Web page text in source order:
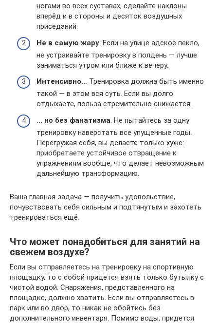
ногами во всех суставах, сделайте наклоны
вперёд и в стороны и десяток воздушных
приседаний.
Не в самую жару. Если на улице адское пекло,
не устраивайте тренировку в полдень — лучше
заниматься утром или ближе к вечеру.
Интенсивно… Тренировка должна быть именно
такой — в этом вся суть. Если вы долго
отдыхаете, польза стремительно снижается.
… но без фанатизма. Не пытайтесь за одну
тренировку наверстать все упущенные годы.
Перегружая себя, вы делаете только хуже:
приобретаете устойчивое отвращение к
упражнениям вообще, что делает невозможным
дальнейшую трансформацию.
Ваша главная задача — получить удовольствие,
почувствовать себя сильным и подтянутым и захотеть
тренироваться ещё.
Что может понадобиться для занятий на
свежем воздухе?
Если вы отправляетесь на тренировку на спортивную
площадку, то с собой придется взять только бутылку с
чистой водой. Снаряжения, представленного на
площадке, должно хватить. Если вы отправляетесь в
парк или во двор, то никак не обойтись без
дополнительного инвентаря. Помимо воды, придется